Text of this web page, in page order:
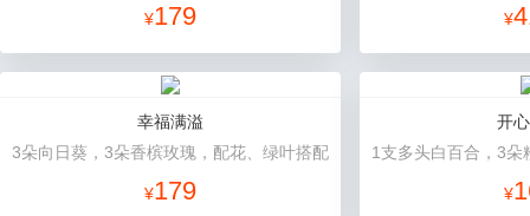
¥179 ¥
幸福满溢
3朵向日葵，3朵香槟玫瑰，配花、绿叶搭配
¥179
开
¥